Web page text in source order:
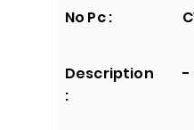
No Pc :
Description
:
-